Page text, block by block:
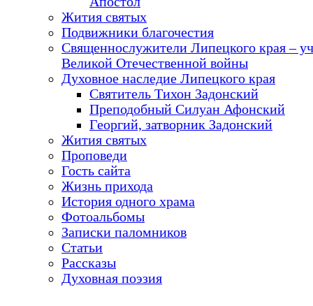
Жития святых
Подвижники благочестия
Священнослужители Липецкого края –
Великой Отечественной войны
Духовное наследие Липецкого края
Святитель Тихон Задонский
Преподобный Силуан Афонский
Георгий, затворник Задонский
Жития святых
Проповеди
Гость сайта
Жизнь прихода
История одного храма
Фотоальбомы
Записки паломников
Статьи
Рассказы
Духовная поэзия